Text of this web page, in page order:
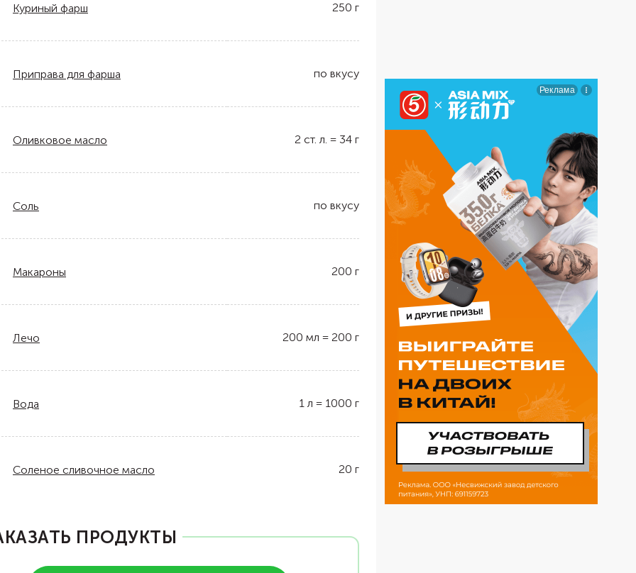
Куриный фарш 250 г
Приправа для фарша по вкусу
Оливковое масло 2 ст. л. = 34 г
Соль по вкусу
Макароны 200 г
Лечо 200 мл = 200 г
Вода 1 л = 1000 г
Соленое сливочное масло 20 г
ПРОДУКТЫ